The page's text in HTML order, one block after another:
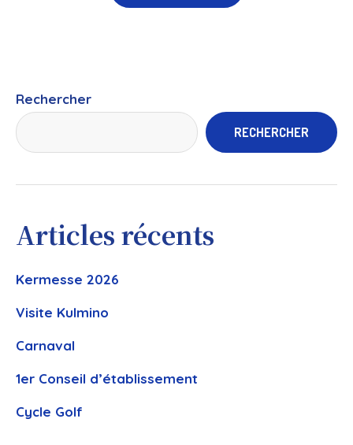
Rechercher
RECHERCHER
Articles récents
Kermesse 2026
Visite Kulmino
Carnaval
1er Conseil d’établissement
Cycle Golf